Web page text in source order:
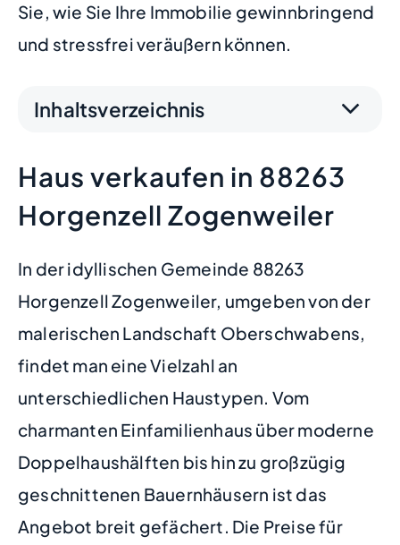
Sie, wie Sie Ihre Immobilie gewinnbringend
und stressfrei veräußern können.
Inhaltsverzeichnis
Haus verkaufen in 88263
Horgenzell Zogenweiler
In der idyllischen Gemeinde 88263
Horgenzell Zogenweiler, umgeben von der
malerischen Landschaft Oberschwabens,
findet man eine Vielzahl an
unterschiedlichen Haustypen. Vom
charmanten Einfamilienhaus über moderne
Doppelhaushälften bis hin zu großzügig
geschnittenen Bauernhäusern ist das
Angebot breit gefächert. Die Preise für